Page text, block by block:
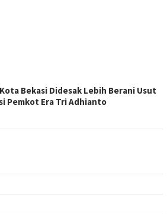
Bekasi Didesak Lebih Berani Usut
Pemkot Era Tri Adhianto